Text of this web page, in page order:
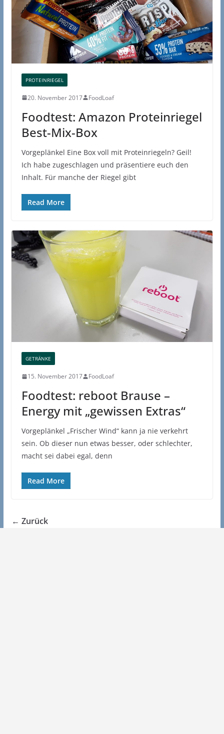
PROTEINRIEGEL
20. November 2017 FoodLoaf
Foodtest: Amazon Proteinriegel
Best-Mix-Box
Vorgeplänkel Eine Box voll mit Proteinriegeln? Geil!
Ich habe zugeschlagen und präsentiere euch den
Inhalt. Für manche der Riegel gibt
Read More
GETRÄNKE
15. November 2017 FoodLoaf
Foodtest: reboot Brause –
Energy mit „gewissen Extras“
Vorgeplänkel „Frischer Wind“ kann ja nie verkehrt
sein. Ob dieser nun etwas besser, oder schlechter,
macht sei dabei egal, denn
Read More
← Zurück